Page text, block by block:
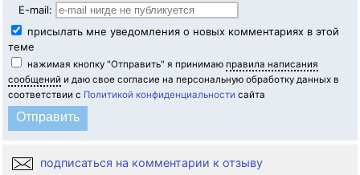
E-mail:
присылать мне уведомления о новых комментариях в этой
теме
нажимая кнопку "Отправить" я принимаю правила написания
сообщений и даю свое согласие на персональную обработку данных в
соответствии с Политикой конфиденциальности сайта
подписаться на комментарии к отзыву